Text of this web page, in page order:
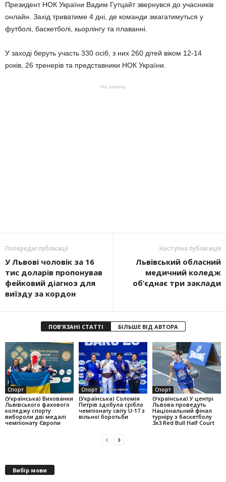
Президент НОК України Вадим Гутцайт звернувся до учасників
онлайн. Захід триватиме 4 дні, де команди змагатимуться у
футболі, баскетболі, кьорлінгу та плаванні.
У заході беруть участь 330 осіб, з них 260 дітей віком 12-14
років, 26 тренерів та представники НОК України.
На замітку
Попередні публікації
У Львові чоловік за 16
тис доларів пропонував
фейковий діагноз для
виїзду за кордон
Наступна публікація
Львівський обласний
медичний коледж
об’єднає три заклади
ПОВ'ЯЗАНІ СТАТТІ БІЛЬШЕ ВІД АВТОРА
Спорт
(Українська) Вихованки
Львівського фахового
коледжу спорту
вибороли дві медалі
чемпіонату Європи
Спорт
(Українська) Соломія
Петрів здобула срібло
чемпіонату світу U-17 з
вільної боротьби
Спорт
(Українська) У центрі
Львова проведуть
Національний фінал
турніру з баскетболу
3х3 Red Bull Half Court
Вибір мови